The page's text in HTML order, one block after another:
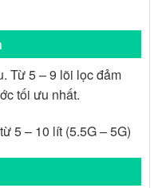
Từ 5 – 9 lõi lọc đảm
tối ưu nhất.
5 – 10 lít (5.5G – 5G)